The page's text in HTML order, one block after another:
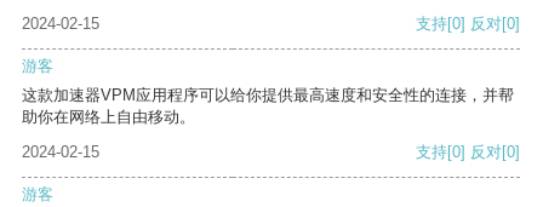
2024-02-15
支持[0] 反对[0]
游客
这款加速器VPM应用程序可以给你提供最高速度和安全性的连接，并帮
助你在网络上自由移动。
2024-02-15
支持[0] 反对[0]
游客